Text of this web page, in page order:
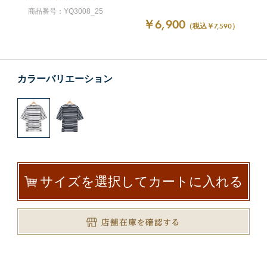
商品番号：YQ3008_25
￥6,900 （税込￥7,590）
カラーバリエーション
サイズを選択してカートに入れる